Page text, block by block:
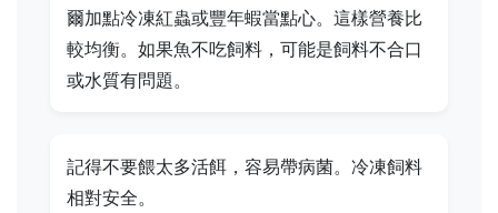
爾加點冷凍紅蟲或豐年蝦當點心。這樣營養比
較均衡。如果魚不吃飼料，可能是飼料不合口
或水質有問題。
記得不要餵太多活餌，容易帶病菌。冷凍飼料
相對安全。